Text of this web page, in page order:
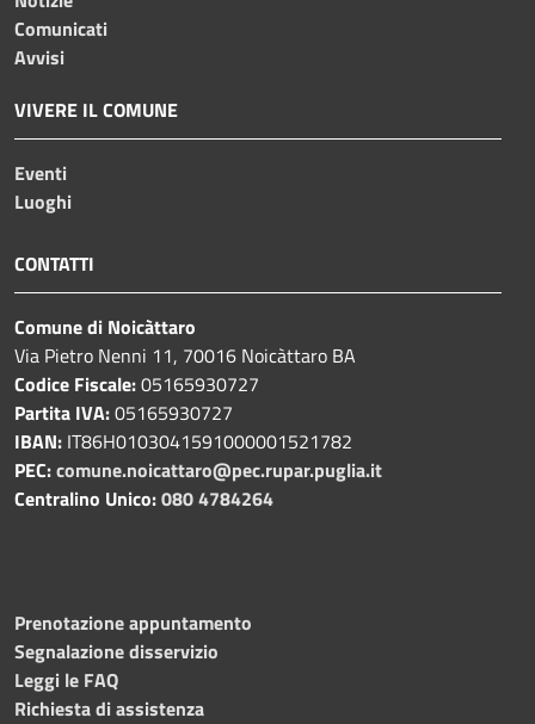
Comunicati
Avvisi
VIVERE IL COMUNE
Eventi
Luoghi
CONTATTI
Comune di Noicàttaro
Via Pietro Nenni 11, 70016 Noicàttaro BA
Codice Fiscale:05165930727
Partita IVA:05165930727
IBAN: IT86H0103041591000001521782
PEC:comune.noicattaro@pec.rupar.puglia.it
Centralino Unico:080 4784264
Prenotazione appuntamento
Segnalazione disservizio
Leggi le FAQ
Richiesta di assistenza